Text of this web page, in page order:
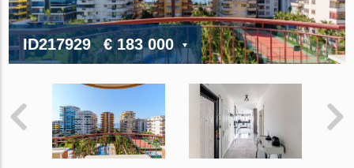
ID217929 € 183 000